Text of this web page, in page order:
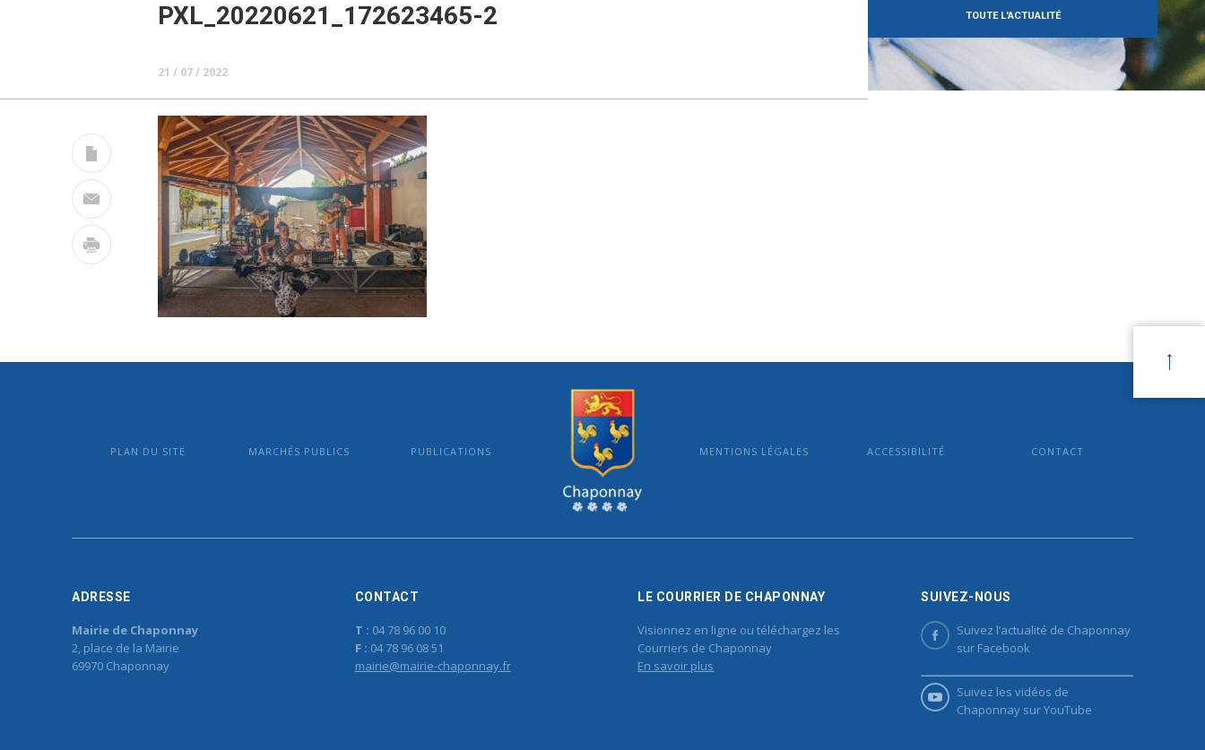
PXL_20220621_172623465-2
21 / 07 / 2022
TOUTE L'ACTUALITÉ
PLAN DU SITE MARCHÉS PUBLICS PUBLICATIONS MENTIONS LÉGALES ACCESSIBILITÉ CONTACT
ADRESSE
Mairie de Chaponnay
2, place de la Mairie
69970 Chaponnay
CONTACT
T : 04 78 96 00 10
F : 04 78 96 08 51
mairie@mairie-chaponnay.fr
LE COURRIER DE CHAPONNAY
Visionnez en ligne ou téléchargez les
Courriers de Chaponnay
En savoir plus
SUIVEZ-NOUS
Suivez l’actualité de Chaponnay
sur Facebook
Suivez les vidéos de
Chaponnay sur YouTube